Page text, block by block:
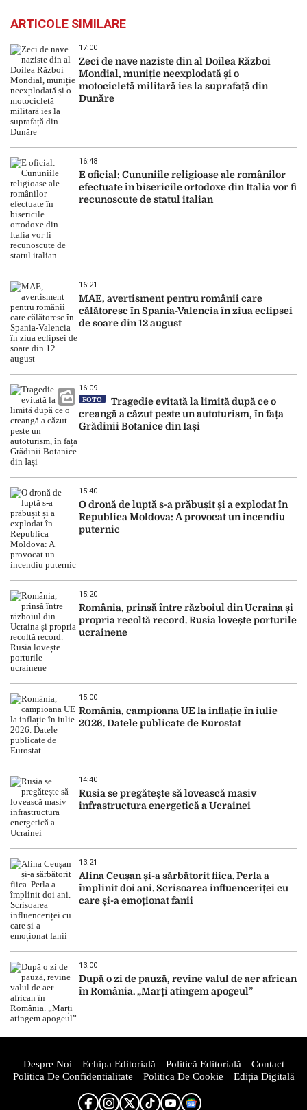
ARTICOLE SIMILARE
17:00
Zeci de nave naziste din al Doilea Război
Mondial, muniție neexplodată și o
motocicletă militară ies la suprafață din
Dunăre
16:48
E oficial: Cununiile religioase ale românilor
efectuate în bisericile ortodoxe din Italia vor fi
recunoscute de statul italian
16:21
MAE, avertisment pentru românii care
călătoresc în Spania-Valencia în ziua eclipsei
de soare din 12 august
16:09
FOTO
Tragedie evitată la limită după ce o
creangă a căzut peste un autoturism, în fața
Grădinii Botanice din Iași
15:40
O dronă de luptă s-a prăbușit și a explodat în
Republica Moldova: A provocat un incendiu
puternic
15:20
România, prinsă între războiul din Ucraina și
propria recoltă record. Rusia lovește porturile
ucrainene
15:00
România, campioana UE la inflație în iulie
2026. Datele publicate de Eurostat
14:40
Rusia se pregătește să lovească masiv
infrastructura energetică a Ucrainei
13:21
Alina Ceușan și-a sărbătorit fiica. Perla a
împlinit doi ani. Scrisoarea influenceriței cu
care și-a emoționat fanii
13:00
După o zi de pauză, revine valul de aer african
în România. „Marți atingem apogeul”
Despre Noi Echipa Editorială Politică Editorială
Contact
Politica De Confidentialitate
Politica De Cookie Ediția Digitală